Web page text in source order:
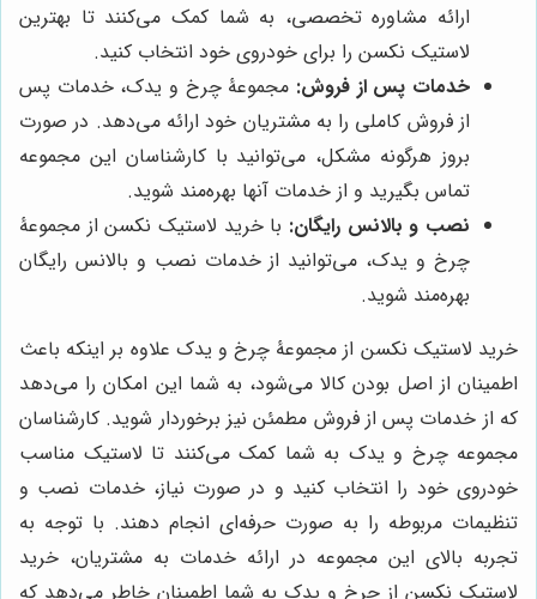
ارائه مشاوره تخصصی، به شما کمک می‌کنند تا بهترین
لاستیک نکسن را برای خودروی خود انتخاب کنید.
خدمات پس از فروش: مجموعۀ چرخ و یدک، خدمات پس
از فروش کاملی را به مشتریان خود ارائه می‌دهد. در صورت
بروز هرگونه مشکل، می‌توانید با کارشناسان این مجموعه
تماس بگیرید و از خدمات آنها بهره‌مند شوید.
نصب و بالانس رایگان: با خرید لاستیک نکسن از مجموعۀ
چرخ و یدک، می‌توانید از خدمات نصب و بالانس رایگان
بهره‌مند شوید.
خرید لاستیک نکسن از مجموعۀ چرخ و یدک علاوه بر اینکه باعث
اطمینان از اصل بودن کالا می‌شود، به شما این امکان را می‌دهد
که از خدمات پس از فروش مطمئن نیز برخوردار شوید. کارشناسان
مجموعه چرخ و یدک به شما کمک می‌کنند تا لاستیک مناسب
خودروی خود را انتخاب کنید و در صورت نیاز، خدمات نصب و
تنظیمات مربوطه را به صورت حرفه‌ای انجام دهند. با توجه به
تجربه بالای این مجموعه در ارائه خدمات به مشتریان، خرید
لاستیک نکسن از چرخ و یدک به شما اطمینان خاطر می‌دهد که